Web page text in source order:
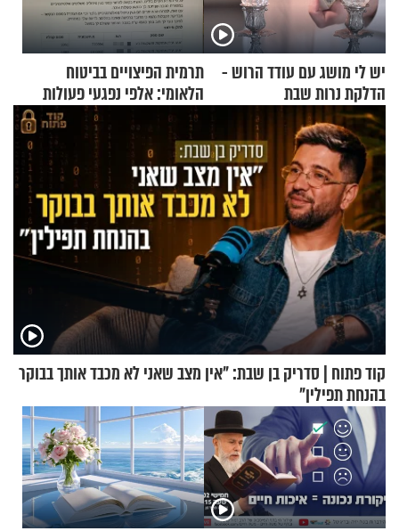
יש לי מושג עם עודד הרוש -
הדלקת נרות שבת
תרמית הפיצויים בביטוח
הלאומי: אלפי נפגעי פעולות
איבה קיבלו כספים במירמה
קוד פתוח | סדריק בן שבת: "אין מצב שאני לא מכבד אותך בבוקר
בהנחת תפילין"